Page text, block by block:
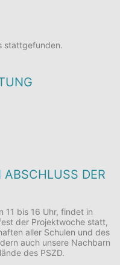
stattgefunden.
ABSCHLUSS DER
11 bis 16 Uhr, findet in
der Projektwoche statt,
aller Schulen und des
auch unsere Nachbarn
des PSZD.